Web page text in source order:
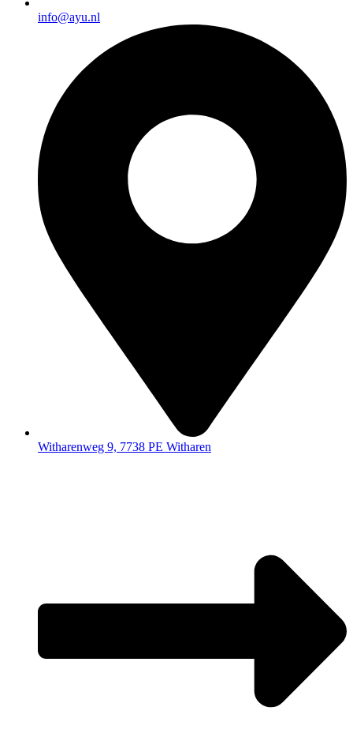
info@ayu.nl
Witharenweg 9, 7738 PE Witharen